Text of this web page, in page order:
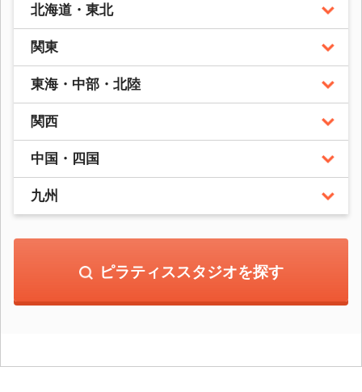
北海道・東北
関東
東海・中部・北陸
関西
中国・四国
九州
ピラティススタジオを探す